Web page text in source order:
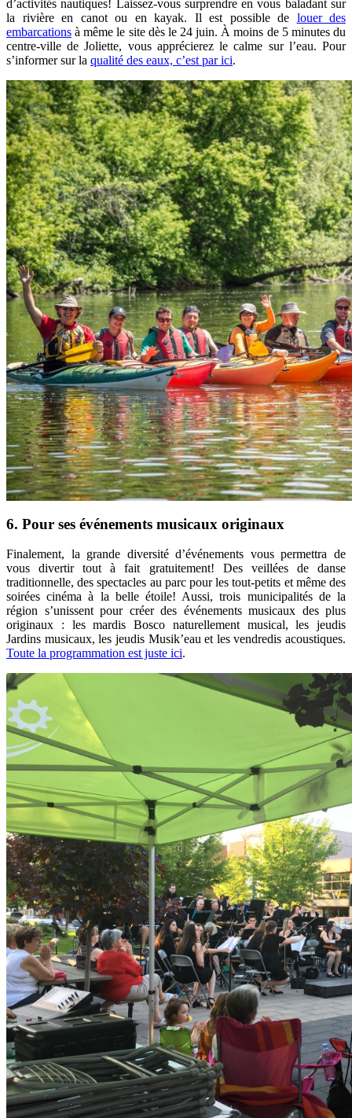
d’activités nautiques! Laissez-vous surprendre en vous baladant sur
la rivière en canot ou en kayak. Il est possible de louer des
embarcations à même le site dès le 24 juin. À moins de 5 minutes du
centre-ville de Joliette, vous apprécierez le calme sur l’eau. Pour
s’informer sur la qualité des eaux, c’est par ici.
6. Pour ses événements musicaux originaux
Finalement, la grande diversité d’événements vous permettra de
vous divertir tout à fait gratuitement! Des veillées de danse
traditionnelle, des spectacles au parc pour les tout-petits et même des
soirées cinéma à la belle étoile! Aussi, trois municipalités de la
région s’unissent pour créer des événements musicaux des plus
originaux : les mardis Bosco naturellement musical, les jeudis
Jardins musicaux, les jeudis Musik’eau et les vendredis acoustiques.
Toute la programmation est juste ici.